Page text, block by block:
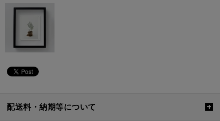
配送料・納期等について